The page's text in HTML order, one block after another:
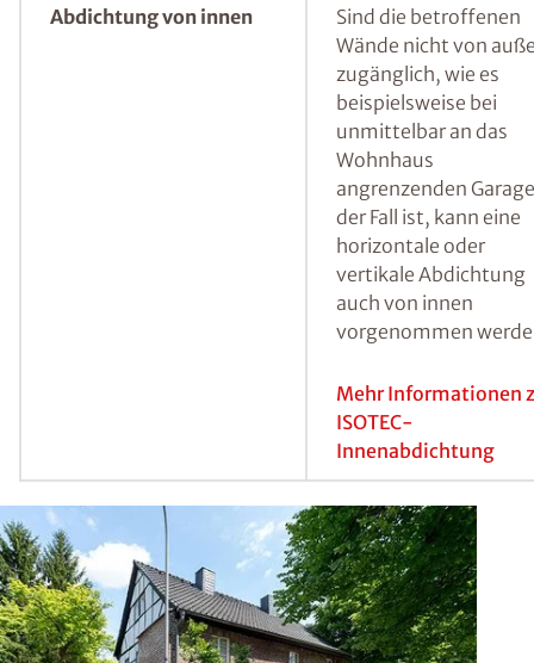
Nachhinein gegen
unten eindringender
Feuchtigkeit
abzudichten, ist das
genannte
Injektionsverfahren.
Hierbei werden in
ersten Schritt
erstellt, der
Injektionsbereich mit
Heizstäben
und anschließend mit
injiziert.
Mehr Informationen
ISOTEC-
Horizontalsperre
Abdichtung von innen
Sind die betroffenen
Wände nicht von
zugänglich, wie es
beispielsweise bei